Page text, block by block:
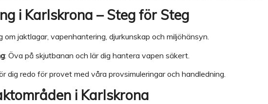
i Karlskrona – Steg för Steg
om jaktlagar, vapenhantering, djurkunskap och miljöhänsyn.
: Öva på skjutbanan och lär dig hantera vapen säkert.
dig redo för provet med våra provsimuleringar och handledning.
i Karlskrona